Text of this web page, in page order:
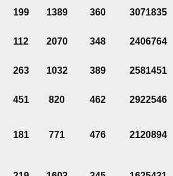
199 1389 360 3071835
112 2070 348 2406764
263 1032 389 2581451
451 820 462 2922546
181 771 476 2120894